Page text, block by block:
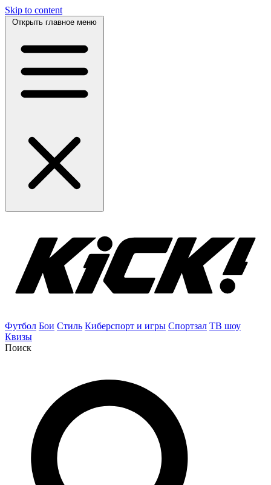
Skip to content
Открыть главное меню
Футбол Бои Стиль Киберспорт и игры Спортзал ТВ шоу
Квизы
Поиск